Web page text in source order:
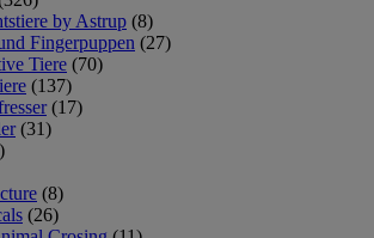
by Astrup (8)
Fingerpuppen (27)
Tiere (70)
(137)
(17)
(31)
(8)
(26)